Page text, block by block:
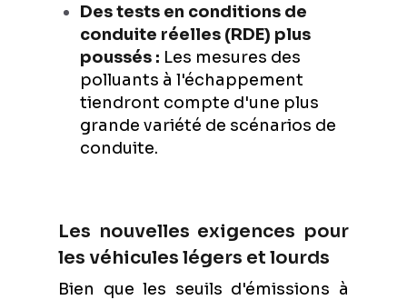
Des tests en conditions de
conduite réelles (RDE) plus
poussés : Les mesures des
polluants à l'échappement
tiendront compte d'une plus
grande variété de scénarios de
conduite.
Les nouvelles exigences pour
les véhicules légers et lourds
Bien que les seuils d'émissions à